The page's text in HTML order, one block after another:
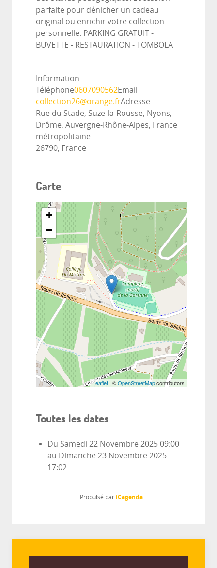
parfaite pour dénicher un cadeau
original ou enrichir votre collection
personnelle. PARKING GRATUIT -
BUVETTE - RESTAURATION - TOMBOLA
Information
Téléphone0607090562Email
collection26@orange.frAdresse
Rue du Stade, Suze-la-Rousse, Nyons,
Drôme, Auvergne-Rhône-Alpes, France
métropolitaine
26790, France
Carte
+
−
Leaflet | ©OpenStreetMapcontributors
Toutes les dates
Du Samedi 22 Novembre 2025 09:00
au Dimanche 23 Novembre 2025
17:02
Propulsé par iCagenda